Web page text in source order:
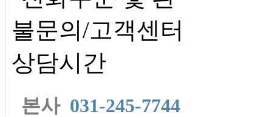
본사 031-245-7744